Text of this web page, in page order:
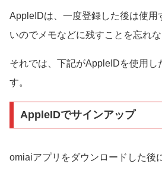
AppleIDは、一度登録した後は使用
いのでメモなどに残すことを忘れ
それでは、下記がAppleIDを使用し
す。
AppleIDでサインアップ
omiaiアプリをダウンロードした後